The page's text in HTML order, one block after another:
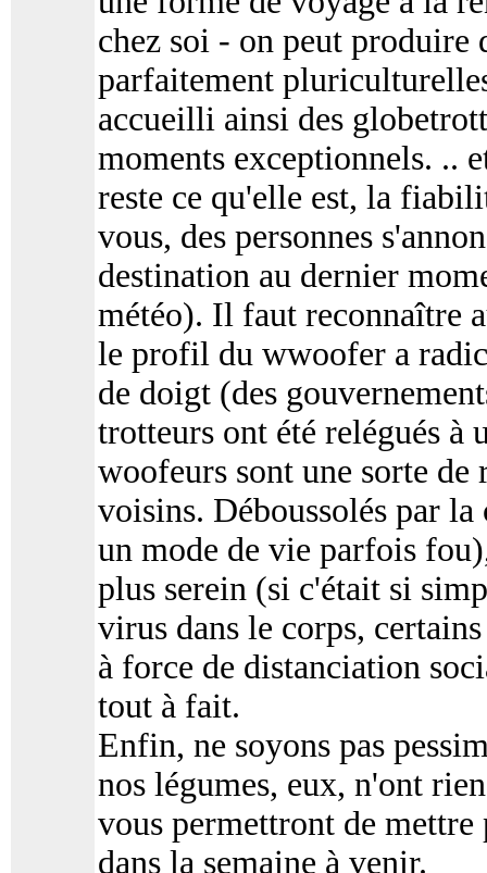
chez soi - on peut produire
parfaitement
accueilli ainsi des
moments exceptionnels. ..
reste ce qu'elle est, la
vous, des personnes
destination au dernier
météo). Il faut reconnaître
le profil du wwoofer a
de doigt (des
trotteurs ont été relégués à
woofeurs sont une sorte de
voisins. Déboussolés par
un mode de vie parfois
plus serein (si c'était si
virus dans le corps,
à force de distanciation
tout à fait.
Enfin, ne soyons pas
nos légumes, eux, n'ont
vous permettront de mettre
dans la semaine à venir.